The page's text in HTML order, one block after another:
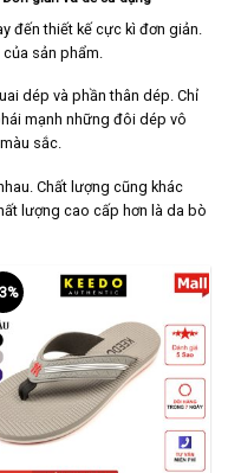
đến thiết kế cực kì đơn giản.
sản phẩm.
dép và phần thân dép. Chỉ
mạnh những đôi dép vô
sắc.
Chất lượng cũng khác
lượng cao cấp hơn là da bò